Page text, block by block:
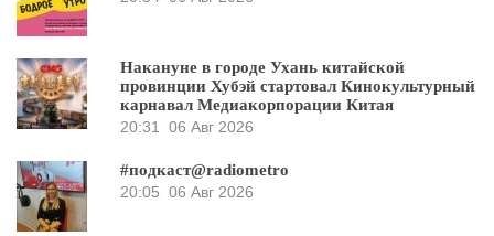
Накануне в городе Ухань китайской
провинции Хубэй стартовал Кинокультурный
карнавал Медиакорпорации Китая
20:31
06 Авг 2026
#подкаст@radiometro
20:05 06 Авг 2026